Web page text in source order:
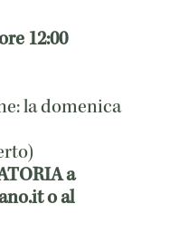
12:00
la domenica
a
o al